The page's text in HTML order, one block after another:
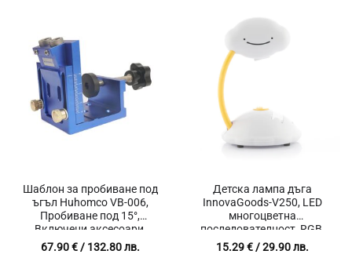
Шаблон за пробиване под
ъгъл Huhomco VB-006,
Пробиване под 15°,
Включени аксесоари,
Регулиране на височината,
Ръчно затягане
67.90€/ 132.80 лв.
Детска лампа дъга
InnovaGoods-V250, LED
многоцветна
последователност, RGB,
Нощна светлина,
Автоматично изключване,
15.29€/ 29.90 лв.